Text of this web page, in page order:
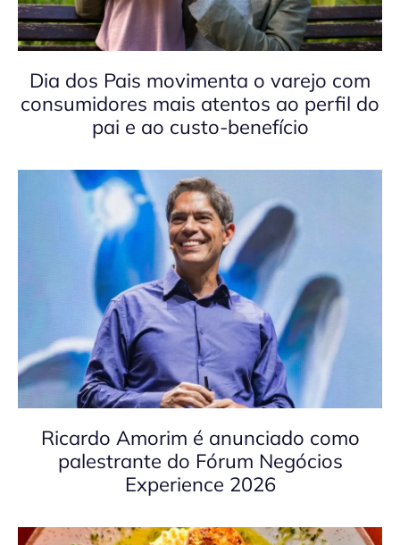
Dia dos Pais movimenta o varejo com
consumidores mais atentos ao perfil do
pai e ao custo-benefício
Ricardo Amorim é anunciado como
palestrante do Fórum Negócios
Experience 2026